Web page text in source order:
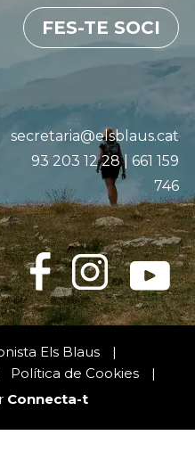
FES-TE SOCI
secretaria@elsblaus.cat
93 203 12 28 | 661 159
746
Els Blaus
|
Política de Cookies
|
Connecta-t